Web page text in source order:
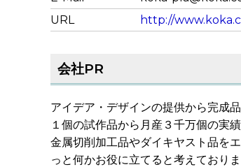
URL
http://
会社PR
アイデア・デザインの提供から完成
１個の試作品から月産３千万個の実
金属切削加工品やダイキヤスト品を
っと何かお役に立てると考えておりま